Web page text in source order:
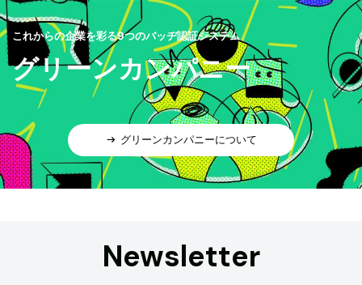
これからの企業を彩る9つのバッヂ認証システム
グリーンカンパニー
グリーンカンパニーについて
Newsletter